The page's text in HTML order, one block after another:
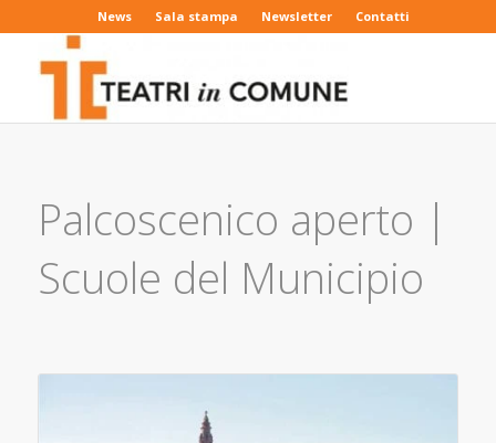
News Sala stampa Newsletter Contatti
Palcoscenico aperto |
Scuole del Municipio